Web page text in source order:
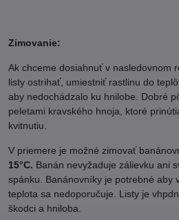
Zimovanie:
Ak chceme dosiahnuť v nasledovnom
listy ostrihať, umiestniť rastlinu do
aby nedochádzalo ku hnilobe. Dobré
peletami kravského hnoja, ktoré
kvitnutiu.
V priemere je možné zimovať
15°C. Banán nevyžaduje zálievku ani
spánku. Banánovníky je potrebné aby
teplota sa nedoporučuje. Listy je
škodci a hniloba.